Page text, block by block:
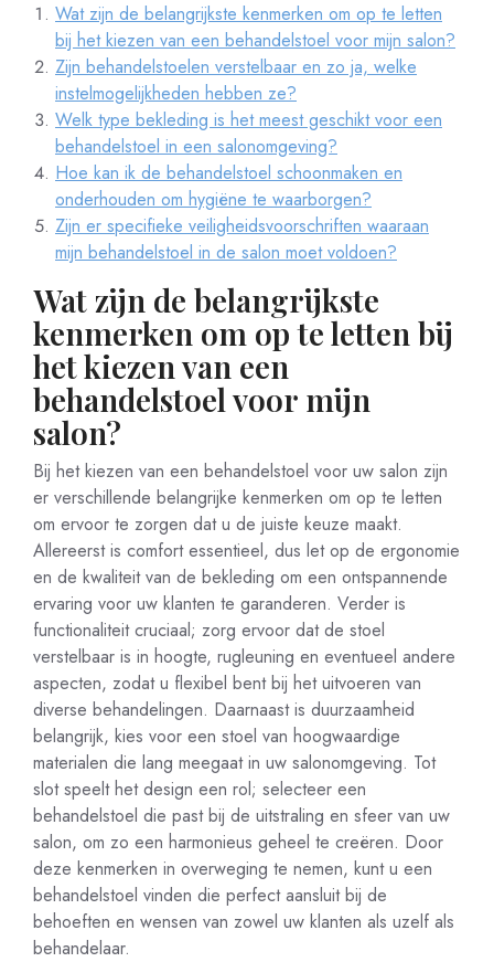
Wat zijn de belangrijkste kenmerken om op te letten
bij het kiezen van een behandelstoel voor mijn salon?
Zijn behandelstoelen verstelbaar en zo ja, welke
instelmogelijkheden hebben ze?
Welk type bekleding is het meest geschikt voor een
behandelstoel in een salonomgeving?
Hoe kan ik de behandelstoel schoonmaken en
onderhouden om hygiëne te waarborgen?
Zijn er specifieke veiligheidsvoorschriften waaraan
mijn behandelstoel in de salon moet voldoen?
Wat zijn de belangrijkste
kenmerken om op te letten bij
het kiezen van een
behandelstoel voor mijn
salon?
Bij het kiezen van een behandelstoel voor uw salon zijn
er verschillende belangrijke kenmerken om op te letten
om ervoor te zorgen dat u de juiste keuze maakt.
Allereerst is comfort essentieel, dus let op de ergonomie
en de kwaliteit van de bekleding om een ontspannende
ervaring voor uw klanten te garanderen. Verder is
functionaliteit cruciaal; zorg ervoor dat de stoel
verstelbaar is in hoogte, rugleuning en eventueel andere
aspecten, zodat u flexibel bent bij het uitvoeren van
diverse behandelingen. Daarnaast is duurzaamheid
belangrijk, kies voor een stoel van hoogwaardige
materialen die lang meegaat in uw salonomgeving. Tot
slot speelt het design een rol; selecteer een
behandelstoel die past bij de uitstraling en sfeer van uw
salon, om zo een harmonieus geheel te creëren. Door
deze kenmerken in overweging te nemen, kunt u een
behandelstoel vinden die perfect aansluit bij de
behoeften en wensen van zowel uw klanten als uzelf als
behandelaar.